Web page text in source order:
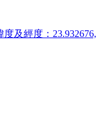
及經度：23.932676,